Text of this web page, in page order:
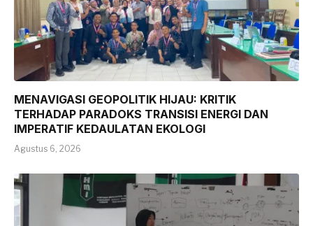
MENAVIGASI GEOPOLITIK HIJAU: KRITIK
TERHADAP PARADOKS TRANSISI ENERGI DAN
IMPERATIF KEDAULATAN EKOLOGI
Agustus 6, 2026